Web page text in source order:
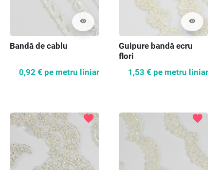
visibility
Bandă de cablu
0,92 € pe metru liniar
visibility
Guipure bandă ecru
flori
1,53 € pe metru liniar
favorite favorite